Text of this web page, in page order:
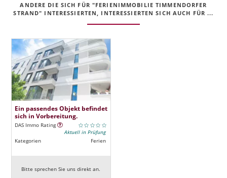
ANDERE DIE SICH FÜR "FERIENIMMOBILIE TIMMENDORFER
STRAND" INTERESSIERTEN, INTERESSIERTEN SICH AUCH FÜR ...
Ein passendes Objekt befindet
sich in Vorbereitung.
DAS Immo Rating
Aktuell in Prüfung
Kategorien
Ferien
Bitte sprechen Sie uns direkt an.